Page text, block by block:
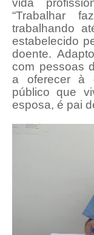
“Trabalhar
trabalhando
estabelecido
doente.
com pessoas
a oferecer à
público que
esposa, é pai